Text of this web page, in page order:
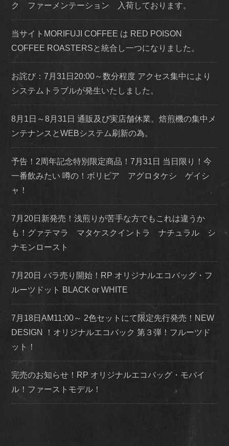
ク ファーメンテーション 入荷しております。
当サイトMORIFUJI COFFEE は RED POISON
COFFEE ROASTERSと統合し一つになりました。
お詫び：7月31日20:00～数分程度 アクセス集中により
システムトラブルが発生いたしました。
8月1日～8月31日 通販及び実店舗休業。焙煎機の集中メ
ンテナンスとWEBシステム刷新の為。
予告！2周年記念特別限定商品！7月31日 当日限り！今
一番飲みたい 噂の！ボリビア アグロタケシ ゲイシ
ャ！
7月20日新発売！浅煎りが苦手な方でもこれは違うか
も！グァテマラ マタケスクイントラ ナチュラル シ
ナモンロースト
7月20日 バラ売り開始！RP オリジナルエコバッグ・フ
ルーツドット BLACK or WHITE
7月18日AM11:00～ 2色セットにて限定先行発売！NEW
DESIGN ！オリジナルエコバック 第３弾！フルーツド
ット！
完売のお知らせ！RP オリジナルエコバッグ・モバイ
ル！ファーストモデル！